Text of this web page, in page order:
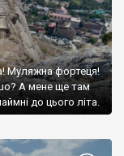
Муляжна фортеця!
А мене ще там
до цього літа.